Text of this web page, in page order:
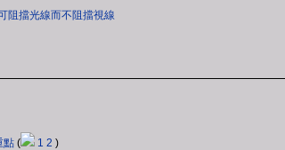
阻擋光線而不阻擋視線
點 ( 1 2 )